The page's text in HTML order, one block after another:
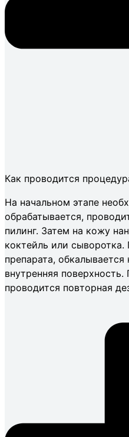
Как проводится
На начальном этапе
обрабатывается,
пилинг. Затем на кожу
коктейль или
препарата,
внутренняя
проводится повторная